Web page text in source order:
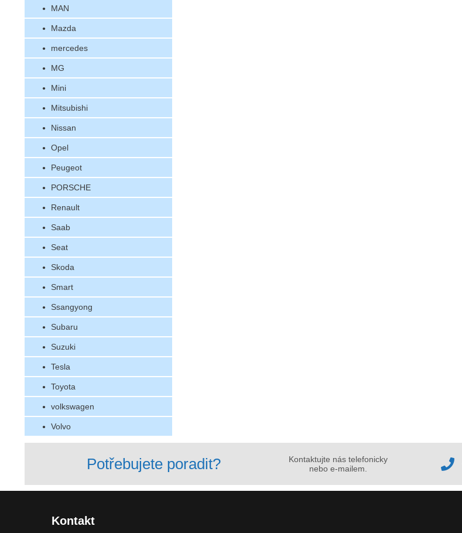
MAN
Mazda
mercedes
MG
Mini
Mitsubishi
Nissan
Opel
Peugeot
PORSCHE
Renault
Saab
Seat
Skoda
Smart
Ssangyong
Subaru
Suzuki
Tesla
Toyota
volkswagen
Volvo
Potřebujete poradit?
Kontaktujte nás telefonicky
nebo e-mailem.
Kontakt